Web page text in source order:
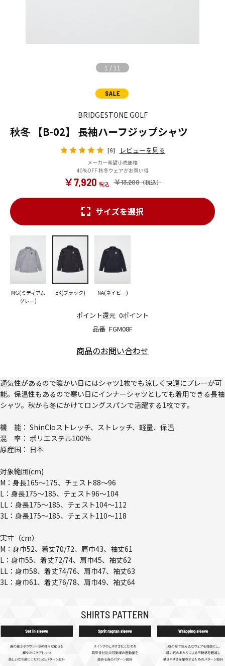
1 / 11
BRIDGESTONE GOLF
秋冬 【B-02】 長袖ハーフジップシャツ
[6] レビューを見る
メーカー希望小売価格
40%OFF 秋冬ウェアがお買い得
￥13,200
￥7,920
品番 FGM08F
ポイント還元 0ポイント
サイズを選択
MG(ミディアム
グレー)
BK(ブラック) NA(ネイビー)
商品のお問い合わせ
通気性があるので暖かい日にはシャツ1枚でも涼しく快適にプレーが可
能。保温性もあるので寒い日にインナーシャツとしても着用できる長袖
シャツ。秋から冬にかけてロングスパンで活躍する1枚です。
機 能： ShinCloストレッチ、ストレッチ、軽量、保温
混 率： ポリエステル100％
原産国： 日本
対象範囲(cm)
M：身長165～175、チェスト88～96
L：身長175～185、チェスト96～104
LL：身長175～185、チェスト104～112
3L：身長175～185、チェスト110～118
実寸（cm）
M：身巾52、着丈70/72、肩巾43、袖丈61
L：身巾55、着丈72/74、肩巾45、袖丈62
LL：身巾58、着丈74/76、肩巾47、袖丈63
3L：身巾61、着丈76/78、肩巾49、袖丈64